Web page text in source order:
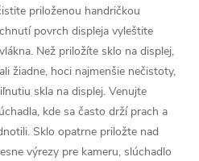
priloženou handričkou
povrch displeja vyleštite
Než priložíte sklo na displej,
žiadne, hoci najmenšie nečistoty,
skla na displej. Venujte
kde sa často drží prach a
Sklo opatrne priložte nad
výrezy pre kameru, slúchadlo